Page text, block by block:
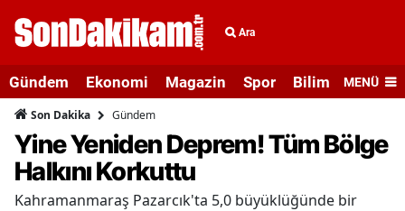
Ara
Gündem Ekonomi Magazin Spor Bilim veMENÜ
Son Dakika Gündem
Yine Yeniden Deprem! Tüm Bölge
Halkını Korkuttu
Kahramanmaraş Pazarcık'ta 5,0 büyüklüğünde bir